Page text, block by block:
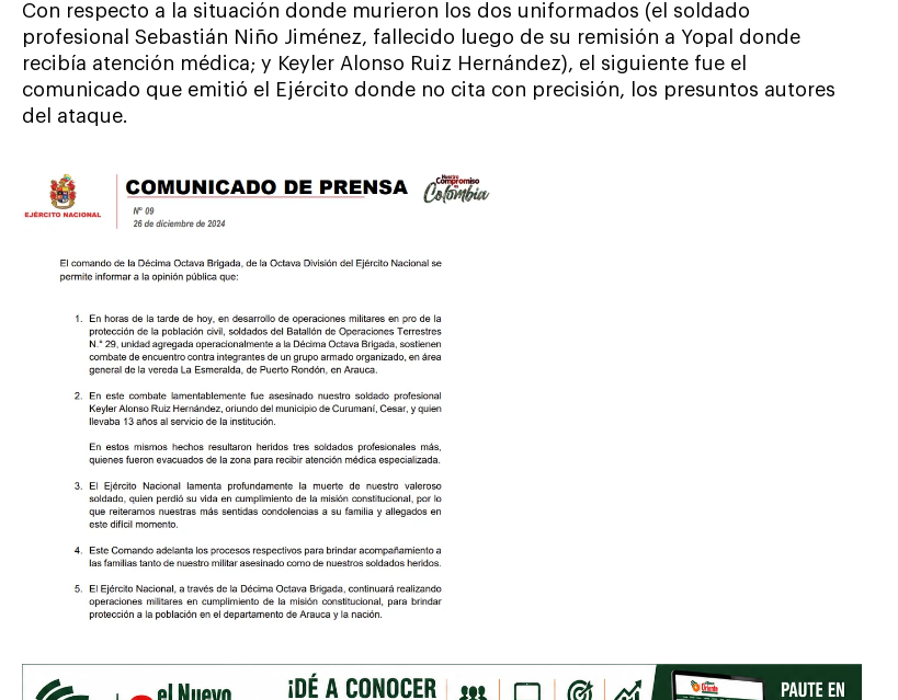
Con respecto a la situación donde murieron los dos uniformados (el soldado
profesional Sebastián Niño Jiménez, fallecido luego de su remisión a Yopal donde
recibía atención médica; y Keyler Alonso Ruiz Hernández), el siguiente fue el
comunicado que emitió el Ejército donde no cita con precisión, los presuntos autores
del ataque.